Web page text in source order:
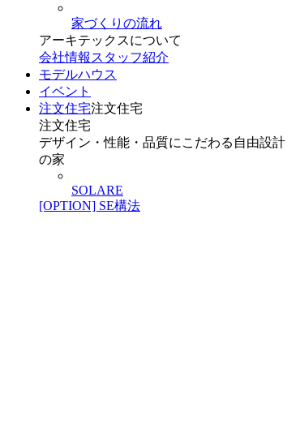
家づくりの流れ
アーキテックスについて
会社情報 スタッフ紹介
モデルハウス
イベント
注文住宅注文住宅
注文住宅
デザイン・性能・品質にこだわる自由設計
の家
SOLARE
[OPTION] SE構法